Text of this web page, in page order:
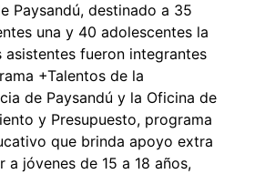
Paysandú, destinado a 35
una y 40 adolescentes la
asistentes fueron integrantes
+Talentos de la
de Paysandú y la Oficina de
y Presupuesto, programa
que brinda apoyo extra
a jóvenes de 15 a 18 años,